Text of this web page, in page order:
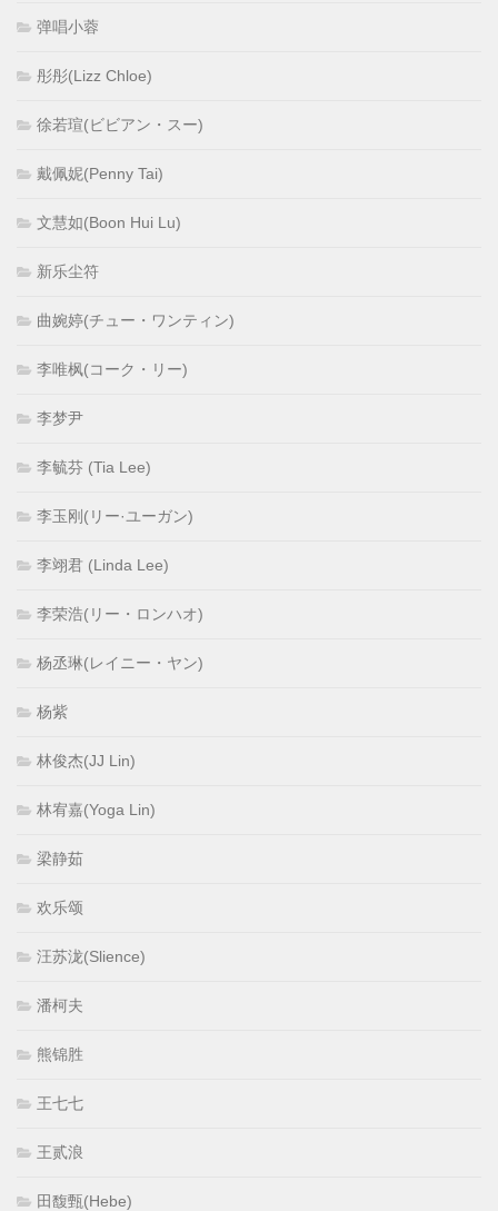
弹唱小蓉
彤彤(Lizz Chloe)
徐若瑄(ビビアン・スー)
戴佩妮(Penny Tai)
文慧如(Boon Hui Lu)
新乐尘符
曲婉婷(チュー・ワンティン)
李唯枫(コーク・リー)
李梦尹
李毓芬 (Tia Lee)
李玉刚(リー·ユーガン)
李翊君 (Linda Lee)
李荣浩(リー・ロンハオ)
杨丞琳(レイニー・ヤン)
杨紫
林俊杰(JJ Lin)
林宥嘉(Yoga Lin)
梁静茹
欢乐颂
汪苏泷(Slience)
潘柯夫
熊锦胜
王七七
王贰浪
田馥甄(Hebe)